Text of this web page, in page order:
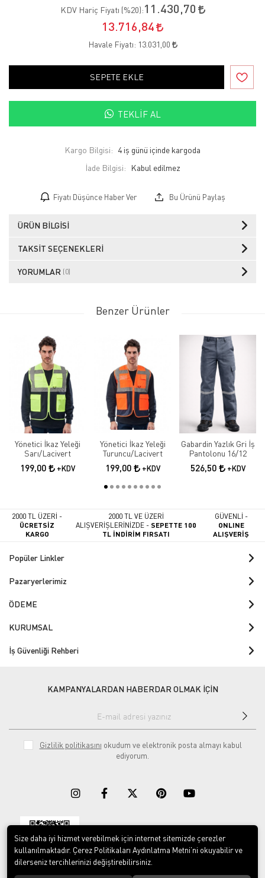
KDV Hariç Fiyatı (%20):11.430,70
13.716,84
Havale Fiyatı: 13.031,00
SEPETE EKLE
TEKLIF AL
Kargo Bilgisi: 4 iş günü içinde kargoda
İade Bilgisi:
Fiyatı Düşünce Haber Ver Bu Ürünü Paylaş
ÜRÜN BILGISI
TAKSIT SEÇENEKLERI
YORUMLAR (0)
Benzer Ürünler
Yönetici İkaz Yeleği
Sarı/Lacivert
199,00 +KDV
Yönetici İkaz Yeleği
Turuncu/Lacivert
199,00 +KDV
Gabardin Yazlık Gri İş
Pantolonu 16/12
526,50 +KDV
2000 TL ÜZERİ -
ÜCRETSİZ
KARGO
2000 TL VE ÜZERİ
ALIŞVERİŞLERİNİZDE -SEPETTE 100
TL İNDİRİM FIRSATI
GÜVENLİ -
ONLINE
ALIŞVERİŞ
Popüler Linkler
Pazaryerlerimiz
ÖDEME
KURUMSAL
İş Güvenliği Rehberi
KAMPANYALARDAN HABERDAR OLMAK İÇİN
Gizlilik politikasını okudum ve elektronik posta almayı kabul
ediyorum.
Download on the
App Store
Download on
Google play
Size daha iyi hizmet verebilmek için internet sitemizde çerezler
kullanılmaktadır. Çerez Politikaları Aydınlatma Metni’ni okuyabilir ve
dilerseniz tercihlerinizi değiştirebilirsiniz.